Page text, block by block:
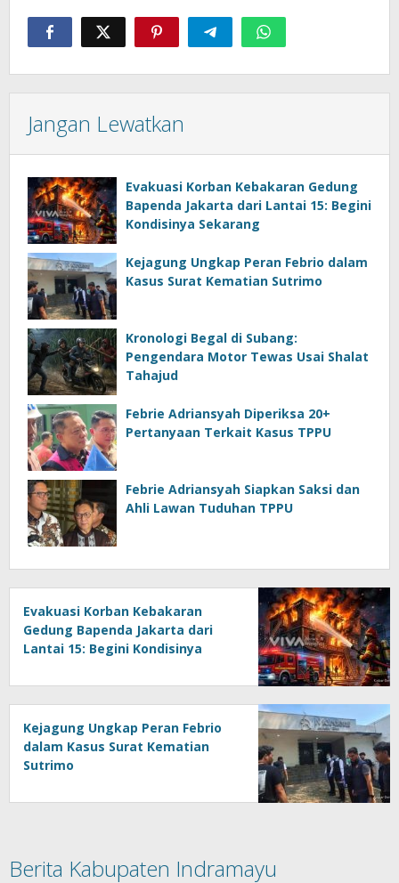
Jangan Lewatkan
Evakuasi Korban Kebakaran Gedung
Bapenda Jakarta dari Lantai 15: Begini
Kondisinya Sekarang
Kejagung Ungkap Peran Febrio dalam
Kasus Surat Kematian Sutrimo
Kronologi Begal di Subang:
Pengendara Motor Tewas Usai Shalat
Tahajud
Febrie Adriansyah Diperiksa 20+
Pertanyaan Terkait Kasus TPPU
Febrie Adriansyah Siapkan Saksi dan
Ahli Lawan Tuduhan TPPU
Evakuasi Korban Kebakaran
Gedung Bapenda Jakarta dari
Lantai 15: Begini Kondisinya
Kejagung Ungkap Peran Febrio
dalam Kasus Surat Kematian
Sutrimo
Berita Kabupaten Indramayu